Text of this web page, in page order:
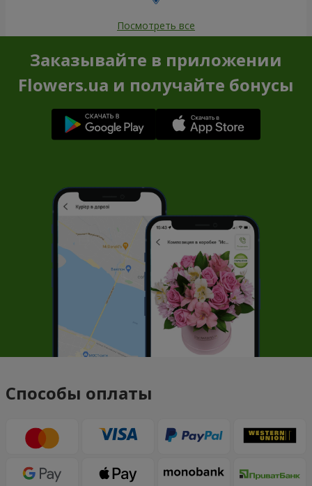
Посмотреть все
Заказывайте в приложении
Flowers.ua и получайте бонусы
Способы оплаты